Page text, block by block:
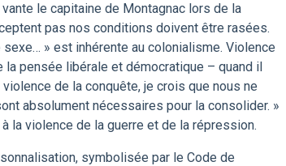
le capitaine de Montagnac lors de la
pas nos conditions doivent être rasées.
» est inhérente au colonialisme. Violence
pensée libérale et démocratique – quand il
de la conquête, je crois que nous ne
absolument nécessaires pour la consolider. »
la violence de la guerre et de la répression.
symbolisée par le Code de